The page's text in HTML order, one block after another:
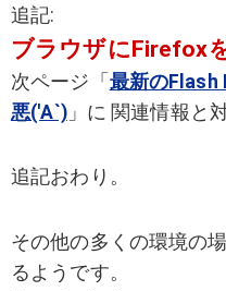
追記:
ブラウザにFirefox
次ページ「 最新のFlash
悪('Α`)」に 関連情報と
追記おわり。
その他の多くの環境の
るようです。